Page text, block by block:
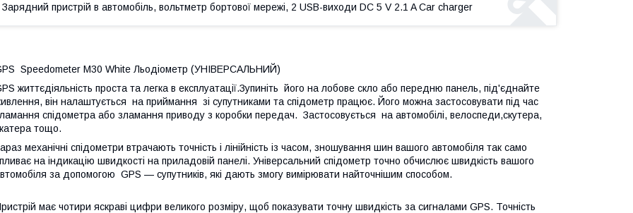
Зарядний пристрій в автомобіль, вольтметр бортової мережі, 2 USB-виходи DC 5 V 2.1 A Car charger
Speedometer M30 White Льодіометр (УНІВЕРСАЛЬНИЙ)
життєдіяльність проста та легка в експлуатації.Зупиніть його на лобове скло або передню панель, під'єднайте
він налаштується на приймання зі супутниками та спідометр працює. Його можна застосовувати під час
спідометра або зламання приводу з коробки передач. Застосовується на автомобілі, велоспеди,скутера,
тощо.
механічні спідометри втрачають точність і лінійність із часом, зношування шин вашого автомобіля так само
на індикацію швидкості на приладовій панелі. Універсальний спідометр точно обчислює швидкість вашого
за допомогою GPS — супутників, які дають змогу вимірювати найточнішим способом.
має чотири яскраві цифри великого розміру, щоб показувати точну швидкість за сигналами GPS. Точність